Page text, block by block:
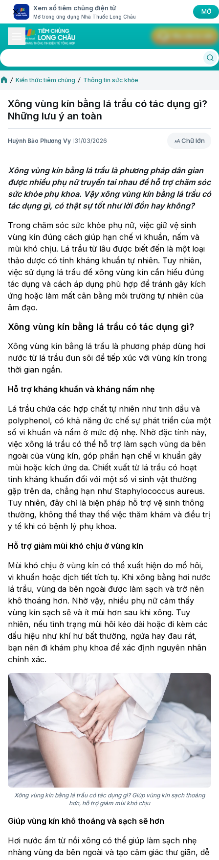
Xem sổ tiêm chủng điện tử
Mở trong ứng dụng Nhà Thuốc Long Châu
MỞ
Kiến thức tiêm chủng Thông tin sức khỏe
Xông vùng kín bằng lá trầu có tác dụng gì?
Những lưu ý an toàn
Huỳnh Bảo Phương Vy 31/03/2026 Chữ lớn
Chữ lớn
Xông vùng kín bằng lá trầu là phương pháp dân gian
được nhiều phụ nữ truyền tai nhau để hỗ trợ chăm sóc
sức khỏe phụ khoa. Vậy xông vùng kín bằng lá trầu có
tác dụng gì, có thật sự tốt như lời đồn hay không?
Trong chăm sóc sức khỏe phụ nữ, việc giữ vệ sinh
vùng kín đúng cách giúp hạn chế vi khuẩn, nấm và
mùi khó chịu. Lá trầu từ lâu được biết đến là một loại
thảo dược có tính kháng khuẩn tự nhiên. Tuy nhiên,
việc sử dụng lá trầu để xông vùng kín cần hiểu đúng
tác dụng và cách áp dụng phù hợp để tránh gây kích
ứng hoặc làm mất cân bằng môi trường tự nhiên của
âm đạo.
Xông vùng kín bằng lá trầu có tác dụng gì?
Xông vùng kín bằng lá trầu là phương pháp dùng hơi
nước từ lá trầu đun sôi để tiếp xúc với vùng kín trong
thời gian ngắn.
Hỗ trợ kháng khuẩn và kháng nấm nhẹ
Lá trầu chứa các hợp chất tự nhiên như tinh dầu và
polyphenol, có khả năng ức chế sự phát triển của một
số vi khuẩn và nấm ở mức độ nhẹ. Nhờ đặc tính này,
việc xông lá trầu có thể hỗ trợ làm sạch vùng da bên
ngoài của vùng kín, góp phần hạn chế vi khuẩn gây
mùi hoặc kích ứng da. Chiết xuất từ lá trầu có hoạt
tính kháng khuẩn đối với một số vi sinh vật thường
gặp trên da, chẳng hạn như Staphylococcus aureus.
Tuy nhiên, đây chỉ là biện pháp hỗ trợ vệ sinh thông
thường, không thể thay thế việc thăm khám và điều trị
y tế khi có bệnh lý phụ khoa.
Hỗ trợ giảm mùi khó chịu ở vùng kín
Mùi khó chịu ở vùng kín có thể xuất hiện do mồ hôi,
vi khuẩn hoặc dịch tiết tích tụ. Khi xông bằng hơi nước
lá trầu, vùng da bên ngoài được làm sạch và trở nên
khô thoáng hơn. Nhờ vậy, nhiều phụ nữ cảm thấy
vùng kín sạch sẽ và ít mùi hơn sau khi xông. Tuy
nhiên, nếu tình trạng mùi hôi kéo dài hoặc đi kèm các
dấu hiệu như khí hư bất thường, ngứa hay đau rát,
bạn nên đi khám phụ khoa để xác định nguyên nhân
chính xác.
Xông vùng kín bằng lá trầu có tác dụng gì? Giúp vùng kín sạch thoáng
hơn, hỗ trợ giảm mùi khó chịu
Giúp vùng kín khô thoáng và sạch sẽ hơn
Hơi nước ấm từ nồi xông có thể giúp làm sạch nhẹ
nhàng vùng da bên ngoài và tạo cảm giác thư giãn, dễ